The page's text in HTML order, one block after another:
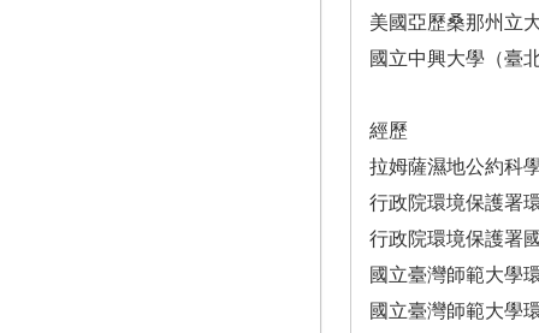
美國亞歷桑那州立
國立中興大學（臺
經歷
拉姆薩濕地公約科
行政院環境保護署
行政院環境保護署
國立臺灣師範大學
國立臺灣師範大學